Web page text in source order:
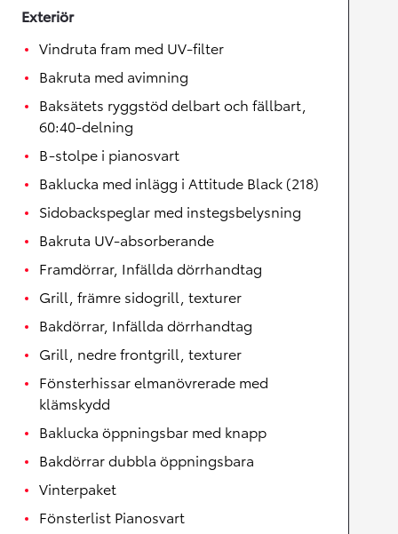
Exteriör
Vindruta fram med UV-filter
Bakruta med avimning
Baksätets ryggstöd delbart och fällbart,
60:40-delning
B-stolpe i pianosvart
Baklucka med inlägg i Attitude Black (218)
Sidobackspeglar med instegsbelysning
Bakruta UV-absorberande
Framdörrar, Infällda dörrhandtag
Grill, främre sidogrill, texturer
Bakdörrar, Infällda dörrhandtag
Grill, nedre frontgrill, texturer
Fönsterhissar elmanövrerade med
klämskydd
Baklucka öppningsbar med knapp
Bakdörrar dubbla öppningsbara
Vinterpaket
Fönsterlist Pianosvart